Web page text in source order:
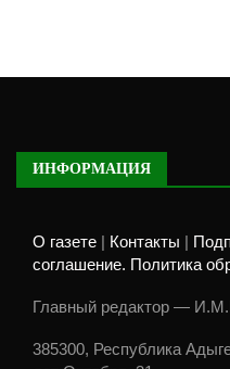
ИНФОРМАЦИЯ
О газете Контакты
соглашение. Политика
Главный редактор —
385300, Республика